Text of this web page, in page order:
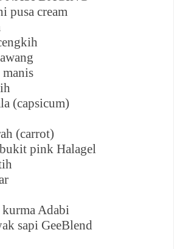
pusa cream
(capsicum)
(carrot)
pink Halagel
kurma Adabi
sapi GeeBlend